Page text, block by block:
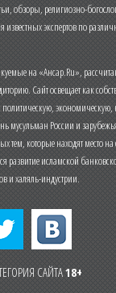
обзоры, религиозно-
экспертов по
на «Ансар.Ru»,
Сайт освещает как
политическую, экономическую,
мусульман России и
тем, которые находят место
развитие исламской
и халяль-индустрии.
САЙТА18+